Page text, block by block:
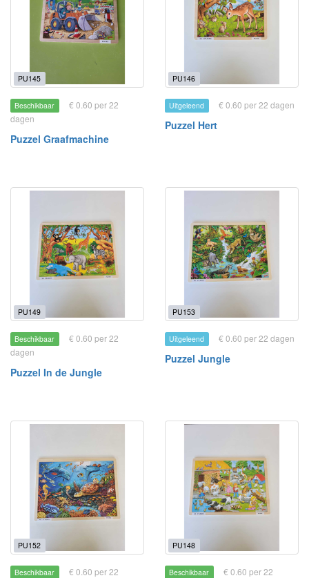
PU145
Beschikbaar
€ 0.60 per 22
dagen
Puzzel Graafmachine
PU146
Uitgeleend € 0.60 per 22 dagen
Puzzel Hert
PU149
Beschikbaar
€ 0.60 per 22
dagen
Puzzel In de Jungle
PU153
Uitgeleend € 0.60 per 22 dagen
Puzzel Jungle
PU152
Beschikbaar
€ 0.60 per 22
PU148
Beschikbaar
€ 0.60 per 22